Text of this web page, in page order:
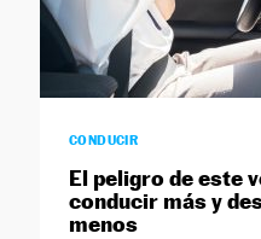
CONDUCIR
El peligro de este
conducir más y
menos